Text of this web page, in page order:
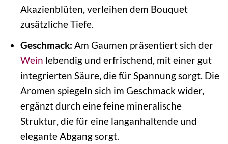
Akazienblüten, verleihen dem Bouquet
zusätzliche Tiefe.
Geschmack: Am Gaumen präsentiert sich der
Wein lebendig und erfrischend, mit einer gut
integrierten Säure, die für Spannung sorgt. Die
Aromen spiegeln sich im Geschmack wider,
ergänzt durch eine feine mineralische
Struktur, die für eine langanhaltende und
elegante Abgang sorgt.